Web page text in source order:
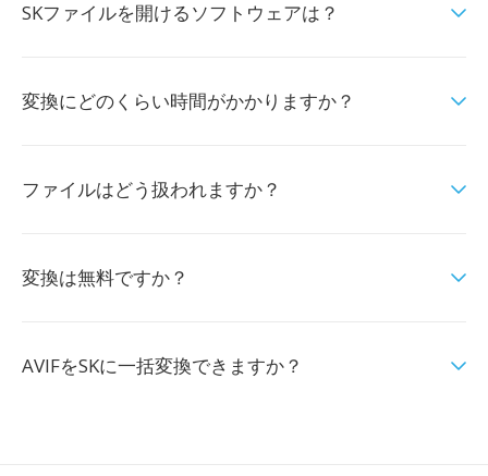
SKファイルを開けるソフトウェアは？
変換にどのくらい時間がかかりますか？
ファイルはどう扱われますか？
変換は無料ですか？
AVIFをSKに一括変換できますか？